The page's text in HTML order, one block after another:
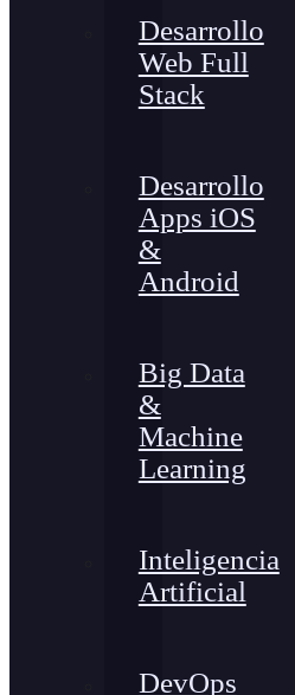
Desarrollo
Web Full
Stack
Desarrollo
Apps iOS
&
Android
Big Data
&
Machine
Learning
Inteligencia
Artificial
DevOps